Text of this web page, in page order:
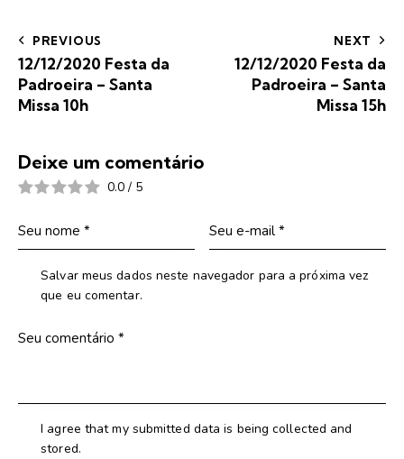
PREVIOUS
12/12/2020 Festa da
Padroeira – Santa
Missa 10h
NEXT
12/12/2020 Festa da
Padroeira – Santa
Missa 15h
Deixe um comentário
0.0 / 5
Salvar meus dados neste navegador para a próxima vez
que eu comentar.
I agree that my submitted data is being collected and
stored.